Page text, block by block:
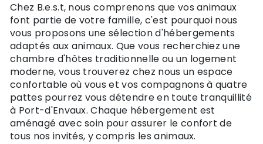
Chez B.e.s.t, nous comprenons que vos animaux
font partie de votre famille, c'est pourquoi nous
vous proposons une sélection d'hébergements
adaptés aux animaux. Que vous recherchiez une
chambre d'hôtes traditionnelle ou un logement
moderne, vous trouverez chez nous un espace
confortable où vous et vos compagnons à quatre
pattes pourrez vous détendre en toute tranquillité
à Port-d'Envaux. Chaque hébergement est
aménagé avec soin pour assurer le confort de
tous nos invités, y compris les animaux.